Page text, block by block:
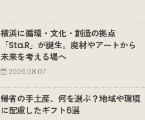
横浜に循環・文化・創造の拠点
「Sta.R」が誕生。廃材やアートから
未来を考える場へ
2026.08.07
帰省の手土産、何を選ぶ？地域や環境
に配慮したギフト6選